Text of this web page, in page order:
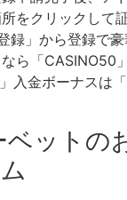
をクリックして
録」から登録で
ら「CASINO50
入金ボーナスは
ベットの